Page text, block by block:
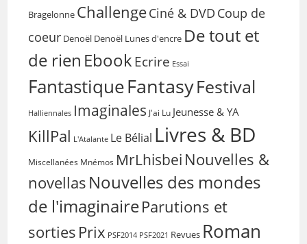
Bragelonne ChallengeCiné & DVD Coup de
coeur Denoël Denoël Lunes d'encre De tout et
de rien EbookEcrire Essai
FantastiqueFantasyFestival
Halliennales Imaginales J'ai Lu Jeunesse & YA
KillPal L'Atalante Le Bélial Livres & BD
Miscellanées Mnémos MrLhisbei Nouvelles &
novellas Nouvelles des mondes
de l'imaginaireParutions et
sorties Prix PSF2014 PSF2021 Revues Roman